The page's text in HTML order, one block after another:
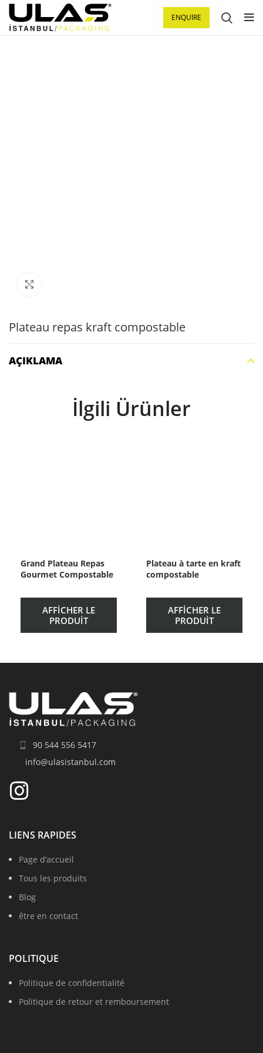
ENQUIRE
Plateau repas kraft compostable
AÇIKLAMA
İlgili Ürünler
Grand Plateau Repas
Gourmet Compostable
AFFICHER LE
PRODUIT
Plateau à tarte en kraft
compostable
AFFICHER LE
PRODUIT
90 544 556 5417
info@ulasistanbul.com
LIENS RAPIDES
Page d’accueil
Tous les produits
Blog
être en contact
POLITIQUE
Politique de confidentialité
Politique de retour et remboursement